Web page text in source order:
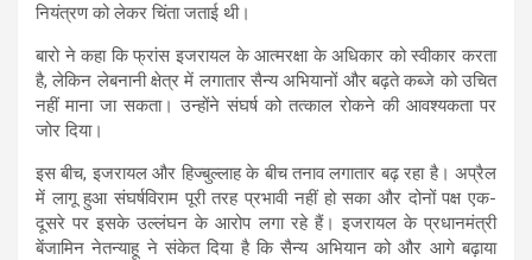
नियंत्रण को लेकर चिंता जताई थी।
बारो ने कहा कि फ्रांस इजरायल के आत्मरक्षा के अधिकार को स्वीकार करता
है, लेकिन लेबनानी क्षेत्र में लगातार सैन्य अभियानों और बढ़ते कब्जे को उचित
नहीं माना जा सकता। उन्होंने संघर्ष को तत्काल रोकने की आवश्यकता पर
जोर दिया।
इस बीच, इजरायल और हिज्बुल्लाह के बीच तनाव लगातार बढ़ रहा है। अप्रैल
में लागू हुआ संघर्षविराम पूरी तरह प्रभावी नहीं हो सका और दोनों पक्ष एक-
दूसरे पर इसके उल्लंघन के आरोप लगा रहे हैं। इजरायल के प्रधानमंत्री
बेंजामिन नेतन्याहूने संकेत दिया है कि सैन्य अभियान को और आगे बढ़ाया